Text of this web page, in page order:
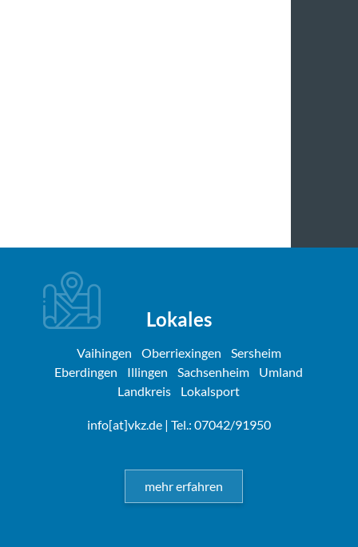
Lokales
Vaihingen Oberriexingen
Sersheim
Eberdingen
Illingen Sachsenheim
Umland
Landkreis
Lokalsport
info[at]vkz.de| Tel.: 07042/91950
mehr erfahren